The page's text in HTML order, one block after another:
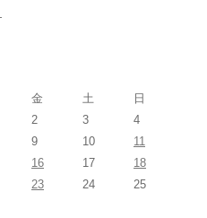
金 土
日
2 3
4
9 10
11
16 17
18
23 24
25